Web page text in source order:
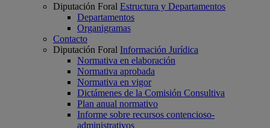
Diputación Foral Estructura y Departamentos
Departamentos
Organigramas
Contacto
Diputación Foral Información Jurídica
Normativa en elaboración
Normativa aprobada
Normativa en vigor
Dictámenes de la Comisión Consultiva
Plan anual normativo
Informe sobre recursos contencioso-
administrativos